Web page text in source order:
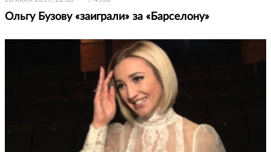
Ольгу Бузову «заиграли» за «Барселону»